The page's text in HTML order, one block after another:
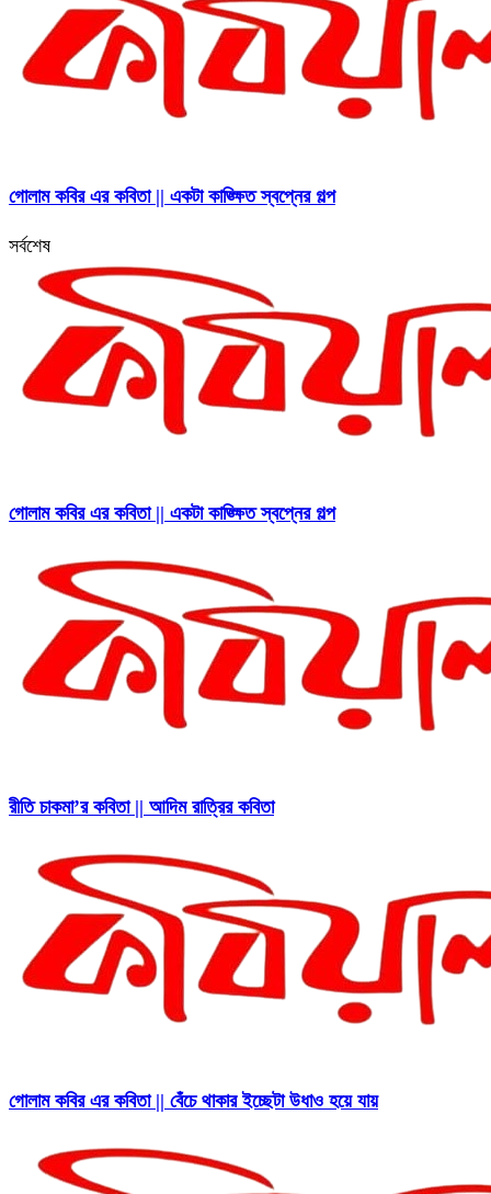
গোলাম কবির এর কবিতা || একটা কাঙ্ক্ষিত স্বপ্নের গল্প
সর্বশেষ
গোলাম কবির এর কবিতা || একটা কাঙ্ক্ষিত স্বপ্নের গল্প
রীতি চাকমা’র কবিতা || আদিম রাত্রির কবিতা
গোলাম কবির এর কবিতা || বেঁচে থাকার ইচ্ছেটা উধাও হয়ে যায়